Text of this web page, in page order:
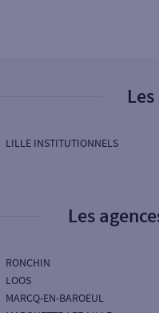
LILLE INSTITUTIONNELS
Les
RONCHIN
LOOS
MARCQ-EN-BAROEUL